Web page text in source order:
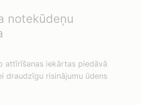
notekūdeņu
attīrīšanas iekārtas piedāvā
draudzīgu risinājumu ūdens